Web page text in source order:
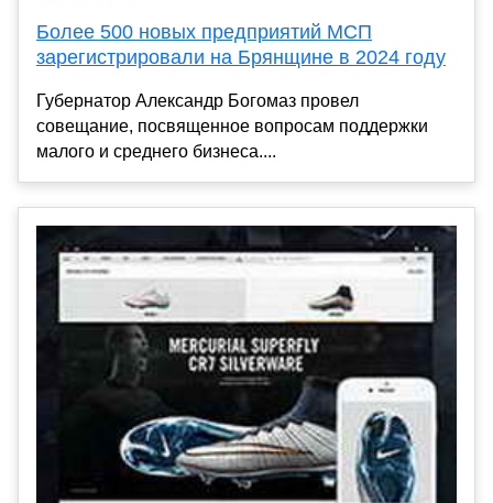
Более 500 новых предприятий МСП
зарегистрировали на Брянщине в 2024 году
Губернатор Александр Богомаз провел
совещание, посвященное вопросам поддержки
малого и среднего бизнеса....